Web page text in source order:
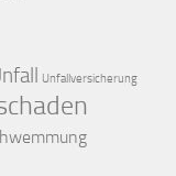
Unfallversicherung